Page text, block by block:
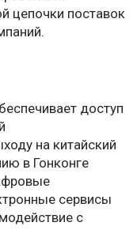
цепочки поставок
доступ
на китайский
в Гонконге
сервисы
с